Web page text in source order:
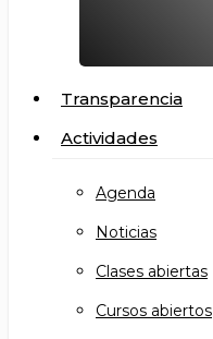
Transparencia
Actividades
Agenda
Noticias
Clases abiertas
Cursos abiertos